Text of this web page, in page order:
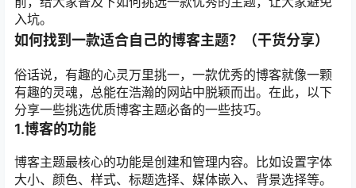
入坑。
如何找到一款适合自己的博客主题？（干货分享）
俗话说，有趣的心灵万里挑一，一款优秀的博客就像一颗
有趣的灵魂，总能在浩瀚的网站中脱颖而出。在此，以下
分享一些挑选优质博客主题必备的一些技巧。
1.博客的功能
博客主题最核心的功能是创建和管理内容。比如设置字体
大小、颜色、样式、标题选择、媒体嵌入、背景选择等。